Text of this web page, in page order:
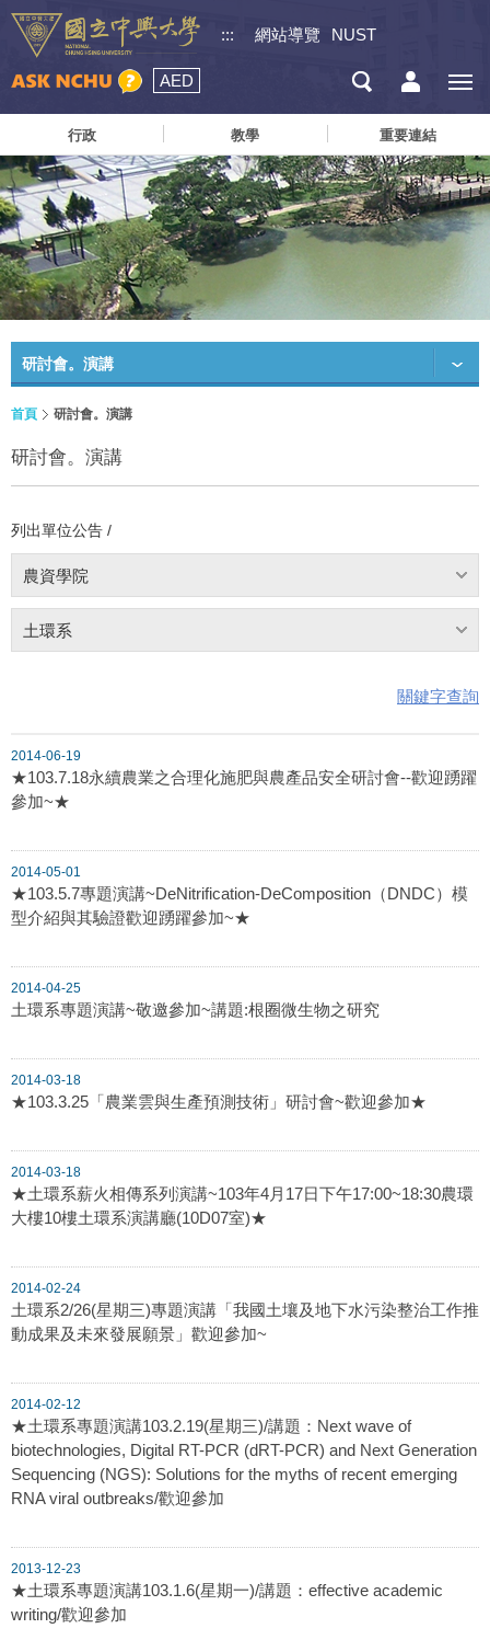
::: 網站導覽 NUST
AED
行政 教學 重要連結
研討會。演講
首頁 研討會。演講
研討會。演講
列出單位公告 /
農資學院
土環系
關鍵字查詢
2014-06-19
★103.7.18永續農業之合理化施肥與農產品安全研討會--歡迎踴躍
參加~★
2014-05-01
★103.5.7專題演講~DeNitrification-DeComposition（DNDC）模
型介紹與其驗證歡迎踴躍參加~★
2014-04-25
土環系專題演講~敬邀參加~講題:根圈微生物之研究
2014-03-18
★103.3.25「農業雲與生產預測技術」研討會~歡迎參加★
2014-03-18
★土環系薪火相傳系列演講~103年4月17日下午17:00~18:30農環
大樓10樓土環系演講廳(10D07室)★
2014-02-24
土環系2/26(星期三)專題演講「我國土壤及地下水污染整治工作推
動成果及未來發展願景」歡迎參加~
2014-02-12
★土環系專題演講103.2.19(星期三)/講題：Next wave of
biotechnologies, Digital RT-PCR (dRT-PCR) and Next Generation
Sequencing (NGS): Solutions for the myths of recent emerging
RNA viral outbreaks/歡迎參加
2013-12-23
★土環系專題演講103.1.6(星期一)/講題：effective academic
writing/歡迎參加